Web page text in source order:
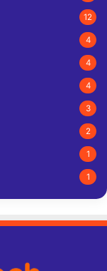
12
4
4
4
3
2
1
1